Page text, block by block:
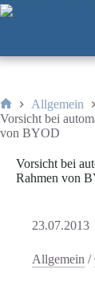
Zum
Inhalt
Start
Allgemein
Vorsicht bei
von BYOD
Vorsicht bei
Rahmen von
23.07.2013
Allgemein /